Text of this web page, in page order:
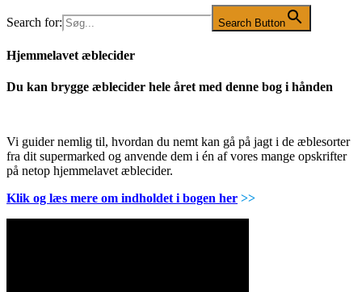
Search for: Search Button
Hjemmelavet æblecider
Du kan brygge æblecider hele året med denne bog i hånden
Vi guider nemlig til, hvordan du nemt kan gå på jagt i de æblesorter
fra dit supermarked og anvende dem i én af vores mange opskrifter
på netop hjemmelavet æblecider.
Klik og læs mere om indholdet i bogen her >>